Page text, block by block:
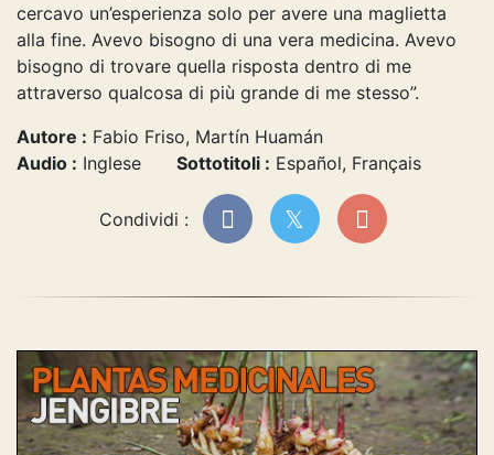
cercavo un’esperienza solo per avere una maglietta
alla fine. Avevo bisogno di una vera medicina. Avevo
bisogno di trovare quella risposta dentro di me
attraverso qualcosa di più grande di me stesso”.
Autore : Fabio Friso, Martín Huamán
Audio : Inglese Sottotitoli : Español, Français
Condividi :